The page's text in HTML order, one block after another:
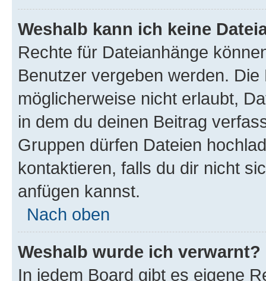
Weshalb kann ich keine
Rechte für Dateianhänge
Benutzer vergeben werden.
möglicherweise nicht erlaubt,
in dem du deinen Beitrag
Gruppen dürfen Dateien
kontaktieren, falls du dir nicht
anfügen kannst.
Nach oben
Weshalb wurde ich verwarnt?
In jedem Board gibt es eigene